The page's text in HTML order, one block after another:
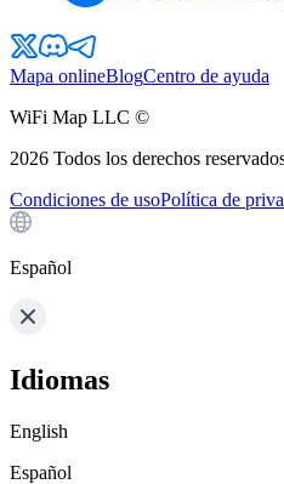
Mapa onlineBlogCentro de ayuda
WiFi Map LLC ©
2026 Todos los derechos
Condiciones de usoPolítica de
Español
Idiomas
English
Español